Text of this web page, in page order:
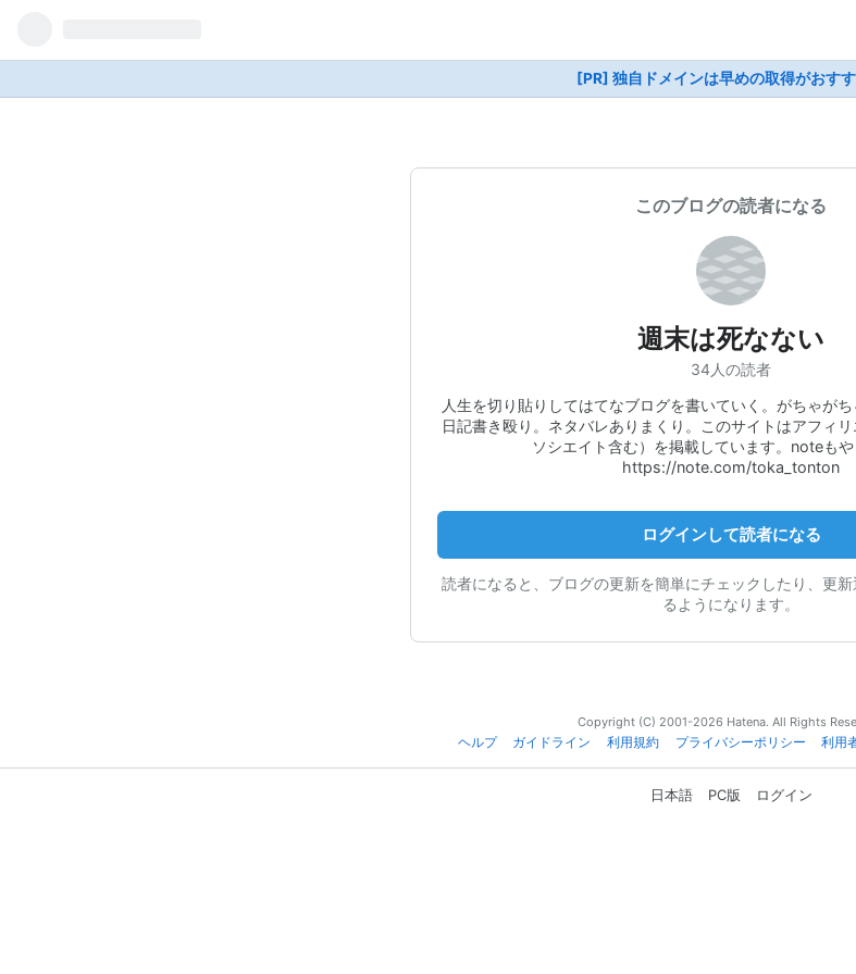
[PR] 独自ドメインは早めの取得がおすす
このブログの読者になる
週末は死なない
34人の読者
人生を切り貼りしてはてなブログを書いていく。がちゃが
日記書き殴り。ネタバレありまくり。このサイトはアフィ
ソシエイト含む）を掲載しています。noteもや
https://note.com/toka_tonton
ログインして読者になる
読者になると、ブログの更新を簡単にチェックしたり、更
るようになります。
Copyright (C) 2001-2026 Hatena. All Rights
ヘルプ
ガイドライン 利用規約 プライバシーポリシー 利用
日本語 PC版 ログイン